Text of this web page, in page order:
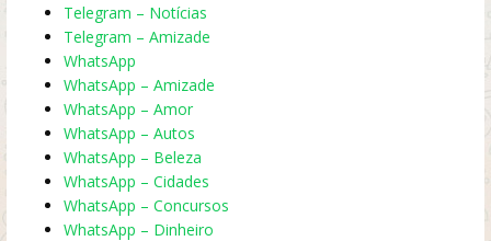
Telegram – Notícias
Telegram – Amizade
WhatsApp
WhatsApp – Amizade
WhatsApp – Amor
WhatsApp – Autos
WhatsApp – Beleza
WhatsApp – Cidades
WhatsApp – Concursos
WhatsApp – Dinheiro